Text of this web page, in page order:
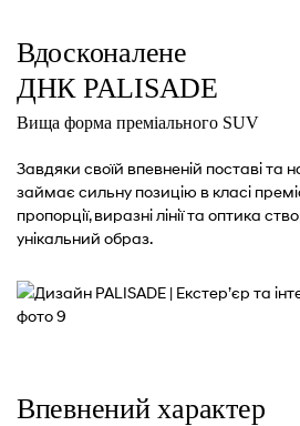
Вдосконалене
ДНК PALISADE
Вища форма преміального SUV
Завдяки своїй впевненій поставі та
займає сильну позицію в класі
пропорції, виразні лінії та оптика
унікальний образ.
Впевнений характер